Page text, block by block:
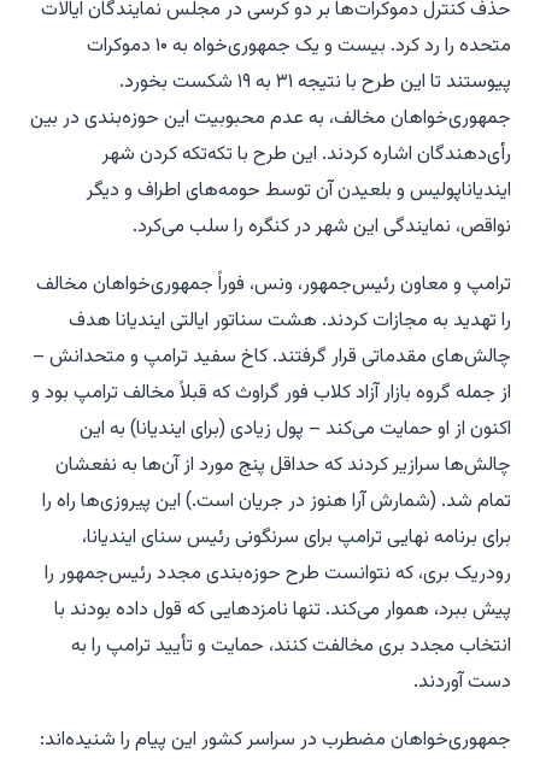
حذف کنترل دموکرات‌ها بر دو کرسی در مجلس نمایندگان ایالات
متحده را رد کرد. بیست و یک جمهوری‌خواه به ۱۰ دموکرات
پیوستند تا این طرح با نتیجه ۳۱ به ۱۹ شکست بخورد.
جمهوری‌خواهان مخالف، به عدم محبوبیت این حوزه‌بندی در بین
رأی‌دهندگان اشاره کردند. این طرح با تکه‌تکه کردن شهر
ایندیاناپولیس و بلعیدن آن توسط حومه‌های اطراف و دیگر
نواقص، نمایندگی این شهر در کنگره را سلب می‌کرد.
ترامپ و معاون رئیس‌جمهور، ونس، فوراً جمهوری‌خواهان مخالف
را تهدید به مجازات کردند. هشت سناتور ایالتی ایندیانا هدف
چالش‌های مقدماتی قرار گرفتند. کاخ سفید ترامپ و متحدانش –
از جمله گروه بازار آزاد کلاب فور گراوث که قبلاً مخالف ترامپ بود و
اکنون از او حمایت می‌کند – پول زیادی (برای ایندیانا) به این
چالش‌ها سرازیر کردند که حداقل پنج مورد از آن‌ها به نفعشان
تمام شد. (شمارش آرا هنوز در جریان است.) این پیروزی‌ها راه را
برای برنامه نهایی ترامپ برای سرنگونی رئیس سنای ایندیانا،
رودریک بری، که نتوانست طرح حوزه‌بندی مجدد رئیس‌جمهور را
پیش ببرد، هموار می‌کند. تنها نامزدهایی که قول داده بودند با
انتخاب مجدد بری مخالفت کنند، حمایت و تأیید ترامپ را به
دست آوردند.
جمهوری‌خواهان مضطرب در سراسر کشور این پیام را شنیده‌اند: